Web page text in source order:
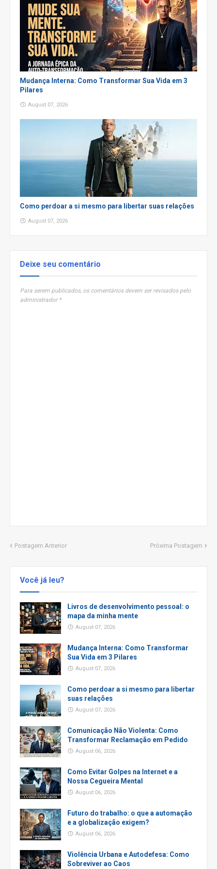
Mudança Interna: Como Transformar Sua Vida em 3
Pilares
August 07, 2026
Como perdoar a si mesmo para libertar suas relações
August 07, 2026
Deixe seu comentário
Para serem publicados, os comentários devem ser revisados pelo
administrador *
Postagem Anterior Próxima Postagem
Você já leu?
Livros de desenvolvimento pessoal: o
mapa da minha mente
August 07, 2026
Mudança Interna: Como Transformar
Sua Vida em 3 Pilares
August 07, 2026
Como perdoar a si mesmo para libertar
suas relações
August 07, 2026
Comunicação Não Violenta: Como
Transformar Reclamação em Pedido
August 06, 2026
Como Evitar Golpes na Internet e a
Nossa Cegueira Mental
August 06, 2026
Futuro do trabalho: o que a automação
e a globalização exigem?
August 06, 2026
Violência Urbana e Autodefesa: Como
Sobreviver ao Caos